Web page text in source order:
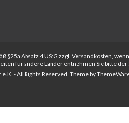
§25a Absatz 4 UStG zzgl. Versandkosten,
für andere Länder entnehmen Sie bitte
- All Rights Reserved. Theme by